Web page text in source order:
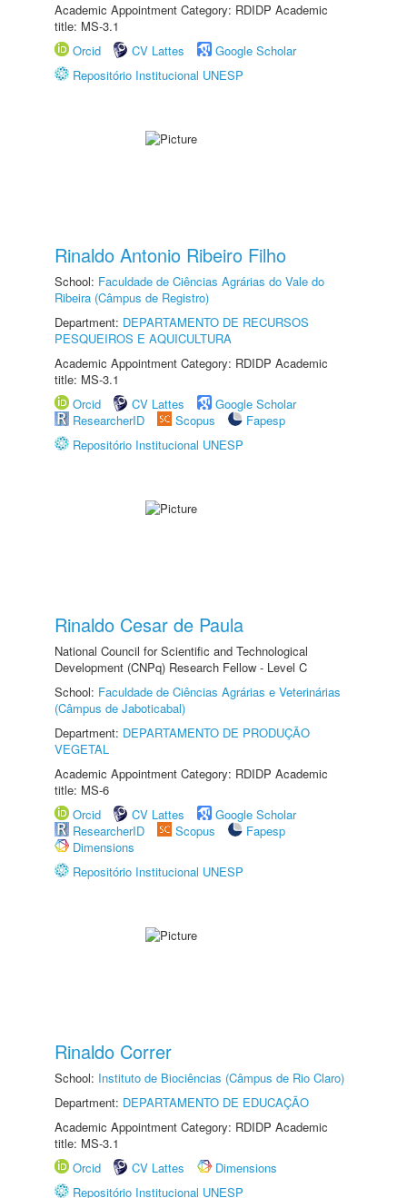
Academic Appointment Category: RDIDP Academic
title: MS-3.1
Orcid
CV Lattes
Google Scholar
Repositório Institucional UNESP
Rinaldo Antonio Ribeiro Filho
School: Faculdade de Ciências Agrárias do Vale do
Ribeira (Câmpus de Registro)
Department: DEPARTAMENTO DE RECURSOS
PESQUEIROS E AQUICULTURA
Academic Appointment Category: RDIDP Academic
title: MS-3.1
Orcid
CV Lattes
Google Scholar
ResearcherID
Scopus
Fapesp
Repositório Institucional UNESP
Rinaldo Cesar de Paula
National Council for Scientific and Technological
Development (CNPq) Research Fellow - Level C
School: Faculdade de Ciências Agrárias e Veterinárias
(Câmpus de Jaboticabal)
Department: DEPARTAMENTO DE PRODUÇÃO
VEGETAL
Academic Appointment Category: RDIDP Academic
title: MS-6
Orcid
CV Lattes
Google Scholar
ResearcherID
Scopus
Fapesp
Dimensions
Repositório Institucional UNESP
Rinaldo Correr
School: Instituto de Biociências (Câmpus de Rio Claro)
Department: DEPARTAMENTO DE EDUCAÇÃO
Academic Appointment Category: RDIDP Academic
title: MS-3.1
Orcid
CV Lattes
Dimensions
Repositório Institucional UNESP